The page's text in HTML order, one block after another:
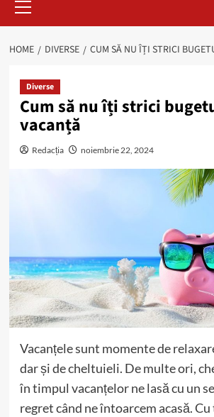
Menu
HOME DIVERSE CUM SĂ NU ÎȚI STRICI
Diverse
Cum să nu îți strici
vacanță
Redacția noiembrie 22, 2024
Vacanțele sunt momente de
dar și de cheltuieli. De multe ori,
în timpul vacanțelor ne lasă cu un
regret când ne întoarcem acasă.